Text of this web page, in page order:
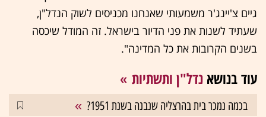
גיים צ'יינג'ר משמעותי שאנחנו מכניסים לשוק הנדל"ן,
שעתיד לשנות את פני הדיור בישראל. זה המודל שיכסה
בשנים הקרובות את כל המדינה".
עוד בנושא נדל"ן ותשתיות
בכמה נמכר בית בהרצליה שנבנה בשנת 1951?